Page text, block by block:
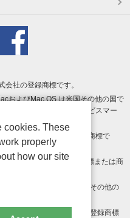
社の登録商標です。
およびMac OS は米国その他の国で
Store は Apple Inc. のサービスマー
ロゴ は Google LLC の商標で
の他の国における登録商標または商
、Adobe Inc.の米国およびその他の
、ロゴは各社の商標または登録商標
cookies. These
properly
how our site